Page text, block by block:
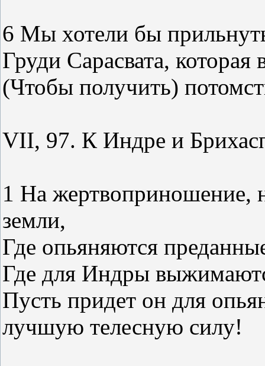
6 Мы хотели бы
Груди Сарасвата, которая
(Чтобы получить)
VII, 97. К Индре и
1 На жертвоприношение,
земли,
Где опьяняются
Где для Индры
Пусть придет он для
лучшую телесную силу!